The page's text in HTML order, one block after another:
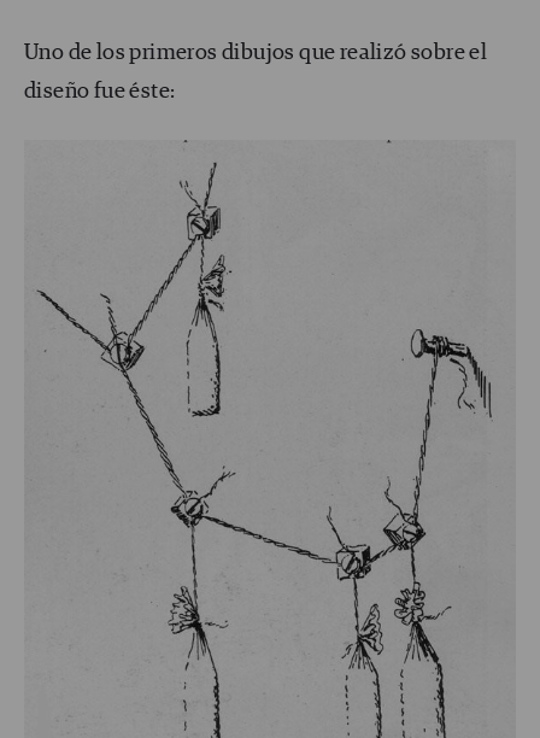
Uno de los primeros dibujos que realizó sobre el
diseño fue éste: